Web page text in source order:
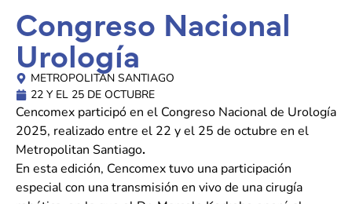
Congreso Nacional
Urología
METROPOLITAN SANTIAGO
22 Y EL 25 DE OCTUBRE
Cencomex participó en el Congreso Nacional de Urología
2025, realizado entre el 22 y el 25 de octubre en el
Metropolitan Santiago.
En esta edición, Cencomex tuvo una participación
especial con una transmisión en vivo de una cirugía